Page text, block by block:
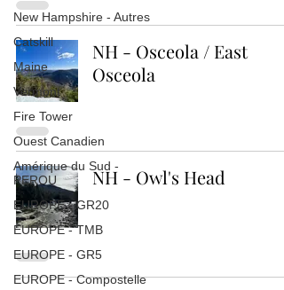
New Hampshire - Autres
Catskill
Maine
Vermont
Fire Tower
Ouest Canadien
Amérique du Sud -
PEROU
EUROPE - GR20
EUROPE - TMB
EUROPE - GR5
EUROPE - Compostelle
NH - Osceola / East
Osceola
NH - Owl's Head